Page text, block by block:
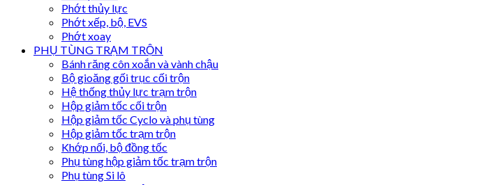
Phớt thủy lực
Phớt xếp, bộ, EVS
Phớt xoay
PHỤ TÙNG TRẠM TRỘN
Bánh răng côn xoắn và vành chậu
Bộ gioăng gối trục cối trộn
Hệ thống thủy lực trạm trộn
Hộp giảm tốc cối trộn
Hộp giảm tốc Cyclo và phụ tùng
Hộp giảm tốc trạm trộn
Khớp nối, bộ đồng tốc
Phụ tùng hộp giảm tốc trạm trộn
Phụ tùng Si lô